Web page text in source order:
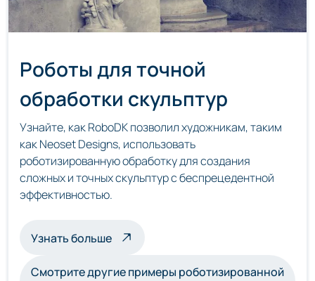
Роботы для точной
обработки скульптур
Узнайте, как RoboDK позволил художникам, таким
как Neoset Designs, использовать
роботизированную обработку для создания
сложных и точных скульптур с беспрецедентной
эффективностью.
Узнать большео скульптурах, обрабатываемых
Смотрите другие примеры роботизированной